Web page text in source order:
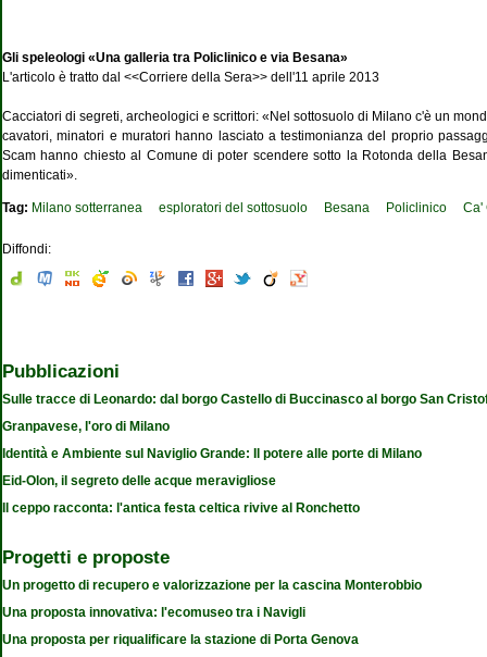
Gli speleologi «Una galleria tra Policlinico e via Besana»
L'articolo è tratto dal <<Corriere della Sera>> dell'11 aprile 2013
Cacciatori di segreti, archeologici e scrittori: «Nel sottosuolo di Milano c'è un
cavatori, minatori e muratori hanno lasciato a testimonianza del proprio
Scam hanno chiesto al Comune di poter scendere sotto la Rotonda della
dimenticati».
Tag: Milano sotterranea esploratori del sottosuolo Besana Policlinico Ca'
Diffondi:
Pubblicazioni
Sulle tracce di Leonardo: dal borgo Castello di Buccinasco al borgo San
Granpavese, l'oro di Milano
Identità e Ambiente sul Naviglio Grande: Il potere alle porte di Milano
Eid-Olon, il segreto delle acque meravigliose
Il ceppo racconta: l'antica festa celtica rivive al Ronchetto
Progetti e proposte
Un progetto di recupero e valorizzazione per la cascina Monterobbio
Una proposta innovativa: l'ecomuseo tra i Navigli
Una proposta per riqualificare la stazione di Porta Genova